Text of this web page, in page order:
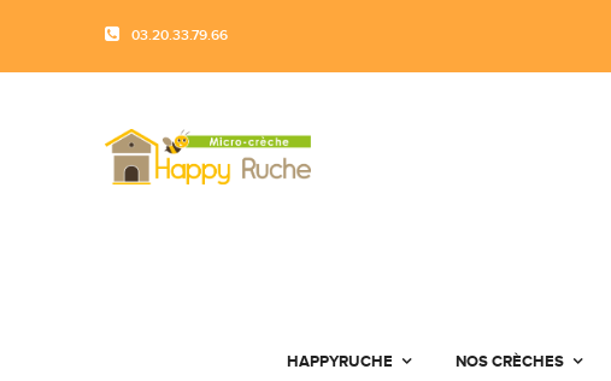
03.20.33.79.66
HAPPYRUCHE NOS CRÈCHES